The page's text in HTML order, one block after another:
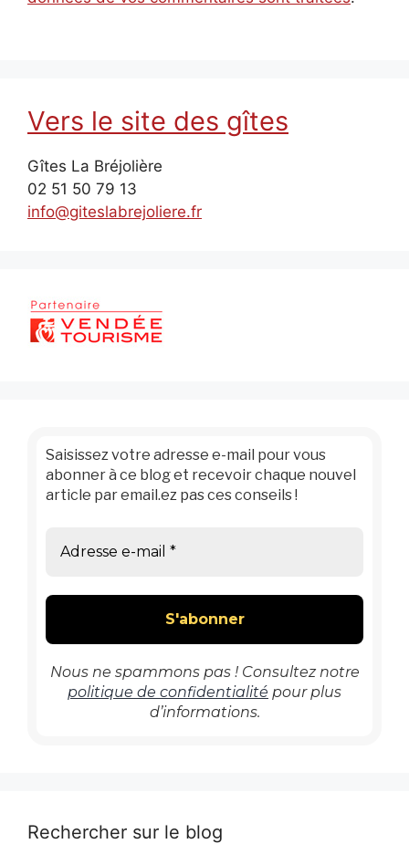
Vers le site des gîtes
Gîtes La Bréjolière
02 51 50 79 13
info@giteslabrejoliere.fr
Saisissez votre adresse e-mail pour vous
abonner à ce blog et recevoir chaque nouvel
article par email.ez pas ces conseils !
Nous ne spammons pas ! Consultez notre
politique de confidentialité pour plus
d’informations.
Rechercher sur le blog